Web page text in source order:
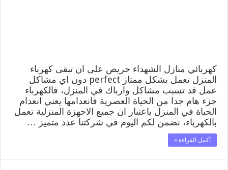
كهربائي منازل الشهداء حريص على ان تبقى كهرباء
المنزل تعمل بشكل ممتاز perfect دون اي مشاكل
عمل قد تسبب مشاكل وارباك في المنزل، فالكهرباء
جزء هام جدا من الحياة العصرية فانعدامها يعني انعدام
الحياة في المنزل باعتبار ان جميع الاجهزة المنزلية تعمل
بالكهرباء، نضمن لكم اليوم في شركتنا عدد متميز …
أكمل القراءة »